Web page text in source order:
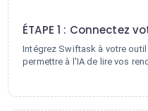
ÉTAPE 1 : Connectez
Intégrez Swiftask à votre
permettre à l'IA de lire vos